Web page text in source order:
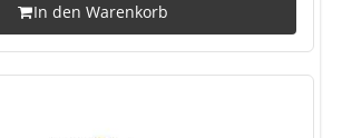
In den Warenkorb